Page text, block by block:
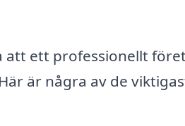
att ett professionellt
är några av de